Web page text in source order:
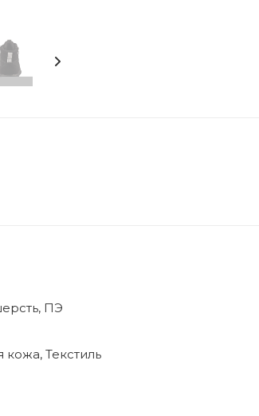
ПЭ
кожа, Текстиль